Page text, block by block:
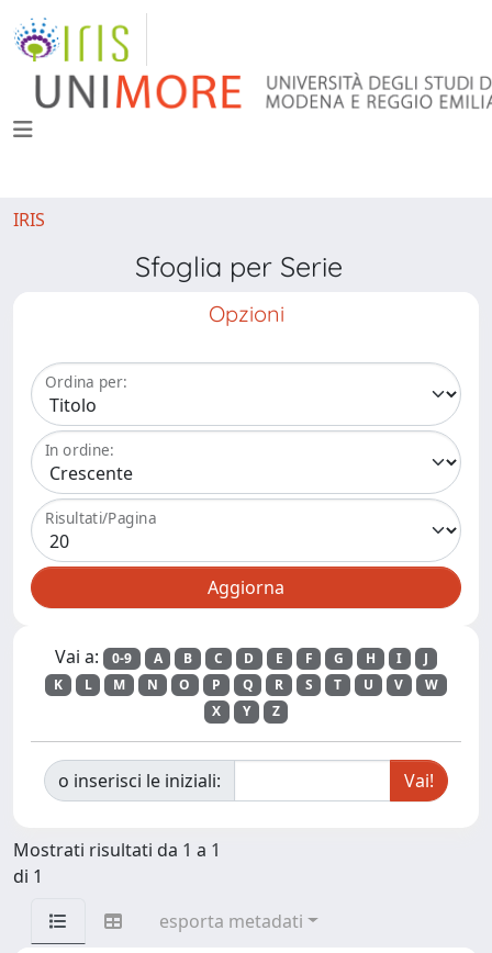
IRIS
Sfoglia per Serie
Opzioni
Ordina per:
In ordine:
Risultati/Pagina
Vai a: 0-9 A B C D E F G H I
J
K
L M N O P Q R S T U V
W
X
Y Z
o inserisci le iniziali:
Mostrati risultati da 1 a 1
di 1
esporta metadati